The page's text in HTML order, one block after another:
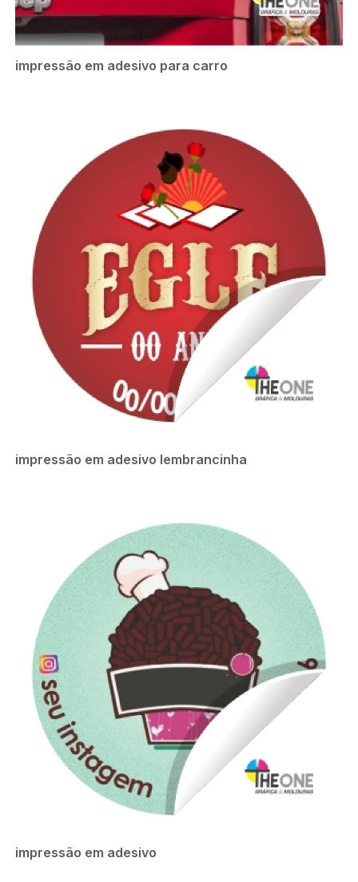
impressão em adesivo para carro
impressão em adesivo lembrancinha
impressão em adesivo